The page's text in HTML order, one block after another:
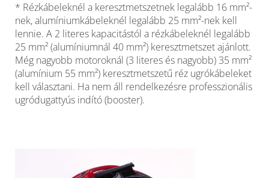
* Rézkábeleknél a keresztmetszetnek legalább 16 mm²-
nek, alumíniumkábeleknél legalább 25 mm²-nek kell
lennie. A 2 literes kapacitástól a rézkábeleknél legalább
25 mm² (alumíniumnál 40 mm²) keresztmetszet ajánlott.
Még nagyobb motoroknál (3 literes és nagyobb) 35 mm²
(alumínium 55 mm²) keresztmetszetű réz ugrókábeleket
kell választani. Ha nem áll rendelkezésre professzionális
ugródugattyús indító (booster).